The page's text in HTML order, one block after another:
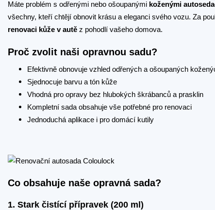
Máte problém s odřenými nebo ošoupanými koženými
všechny, kteří chtějí obnovit krásu a eleganci svého vozu. Za
renovaci kůže v autě z pohodlí vašeho domova.
Proč zvolit naši opravnou sadu?
Efektivně obnovuje vzhled odřených a ošoupaných
Sjednocuje barvu a tón kůže
Vhodná pro opravy bez hlubokých škrábanců a prasklin
Kompletní sada obsahuje vše potřebné pro renovaci
Jednoduchá aplikace i pro domácí kutily
Co obsahuje naše opravná sada?
1. Stark čistící přípravek (200 ml)